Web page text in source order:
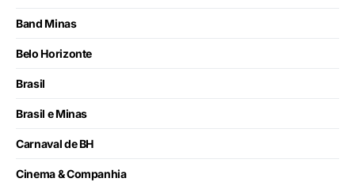
Band Minas
Belo Horizonte
Brasil
Brasil e Minas
Carnaval de BH
Cinema & Companhia